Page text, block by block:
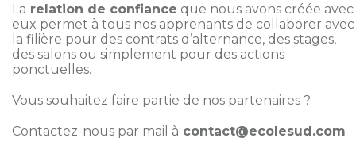
La relation de confiance que nous avons créée avec
eux permet à tous nos apprenants de collaborer avec
la filière pour des contrats d’alternance, des stages,
des salons ou simplement pour des actions
ponctuelles.
Vous souhaitez faire partie de nos partenaires ?
Contactez-nous par mail à contact@ecolesud.com